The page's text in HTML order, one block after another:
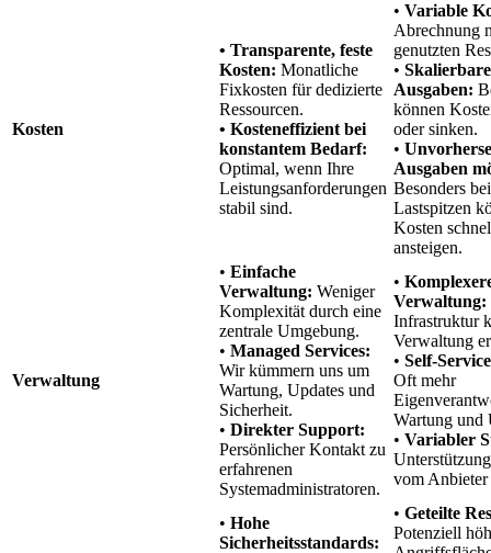
Kosten
• Transparente, feste
Kosten: Monatliche
Fixkosten für dedizierte
Ressourcen.
• Kosteneffizient bei
konstantem Bedarf:
Optimal, wenn Ihre
Leistungsanforderungen
stabil sind.
• Variable
Abrechnung
genutzten
• Skalierbare
Ausgaben:
können
oder sinken.
•
Ausgaben
Besonders bei
Lastspitzen
Kosten
ansteigen.
Verwaltung
• Einfache
Verwaltung: Weniger
Komplexität durch eine
zentrale Umgebung.
• Managed Services:
Wir kümmern uns um
Wartung, Updates und
Sicherheit.
• Direkter Support:
Persönlicher Kontakt zu
erfahrenen
Systemadministratoren.
•
Verwaltung:
Infrastruktur
Verwaltung
• Self-
Oft mehr
Wartung und
• Variabler
vom Anbieter
• Hohe
Sicherheitsstandards:
• Geteilte
Potenziell